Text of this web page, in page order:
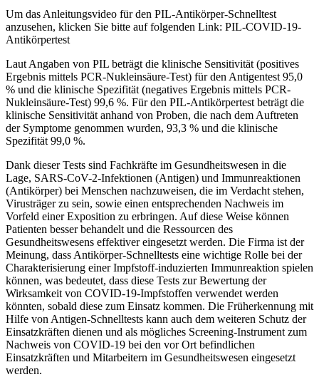
Um das Anleitungsvideo für den PIL-Antikörper-Schnelltest
anzusehen, klicken Sie bitte auf folgenden Link: PIL-COVID-19-
Antikörpertest
Laut Angaben von PIL beträgt die klinische Sensitivität (positives
Ergebnis mittels PCR-Nukleinsäure-Test) für den Antigentest 95,0
% und die klinische Spezifität (negatives Ergebnis mittels PCR-
Nukleinsäure-Test) 99,6 %. Für den PIL-Antikörpertest beträgt die
klinische Sensitivität anhand von Proben, die nach dem Auftreten
der Symptome genommen wurden, 93,3 % und die klinische
Spezifität 99,0 %.
Dank dieser Tests sind Fachkräfte im Gesundheitswesen in die
Lage, SARS-CoV-2-Infektionen (Antigen) und Immunreaktionen
(Antikörper) bei Menschen nachzuweisen, die im Verdacht stehen,
Virusträger zu sein, sowie einen entsprechenden Nachweis im
Vorfeld einer Exposition zu erbringen. Auf diese Weise können
Patienten besser behandelt und die Ressourcen des
Gesundheitswesens effektiver eingesetzt werden. Die Firma ist der
Meinung, dass Antikörper-Schnelltests eine wichtige Rolle bei der
Charakterisierung einer Impfstoff-induzierten Immunreaktion spielen
können, was bedeutet, dass diese Tests zur Bewertung der
Wirksamkeit von COVID-19-Impfstoffen verwendet werden
könnten, sobald diese zum Einsatz kommen. Die Früherkennung mit
Hilfe von Antigen-Schnelltests kann auch dem weiteren Schutz der
Einsatzkräften dienen und als mögliches Screening-Instrument zum
Nachweis von COVID-19 bei den vor Ort befindlichen
Einsatzkräften und Mitarbeitern im Gesundheitswesen eingesetzt
werden.